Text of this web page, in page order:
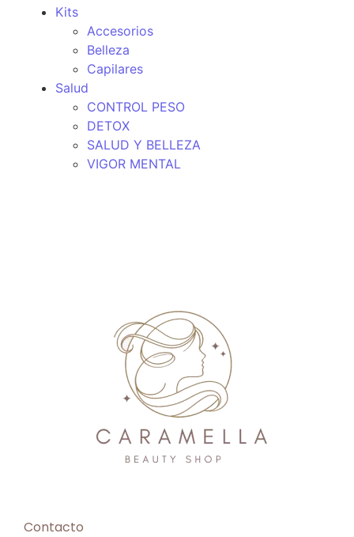
Kits
Accesorios
Belleza
Capilares
Salud
CONTROL PESO
DETOX
SALUD Y BELLEZA
VIGOR MENTAL
Contacto